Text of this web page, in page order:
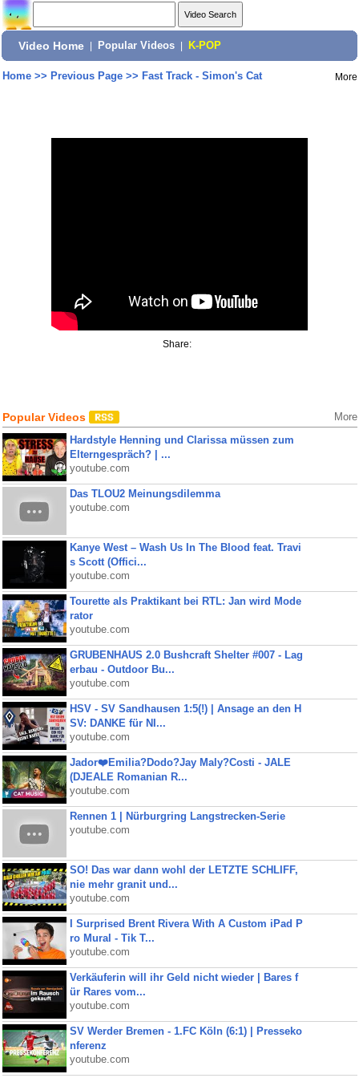
Video Home Popular Videos K-POP
Home>> Previous Page>> Fast Track - Simon's Cat More
Share:
Popular Videos More
Hardstyle Henning und Clarissa müssen zum
Elterngespräch? | ...
youtube.com
Das TLOU2 Meinungsdilemma
youtube.com
Kanye West – Wash Us In The Blood feat. Travi
s Scott (Offici...
youtube.com
Tourette als Praktikant bei RTL: Jan wird Mode
rator
youtube.com
GRUBENHAUS 2.0 Bushcraft Shelter #007 - Lag
erbau - Outdoor Bu...
youtube.com
HSV - SV Sandhausen 1:5(!) | Ansage an den H
SV: DANKE für NI...
youtube.com
Jador❤️Emilia?Dodo?Jay Maly?Costi - JALE
(DJEALE Romanian R...
youtube.com
Rennen 1 | Nürburgring Langstrecken-Serie
youtube.com
SO! Das war dann wohl der LETZTE SCHLIFF,
nie mehr granit und...
youtube.com
I Surprised Brent Rivera With A Custom iPad P
ro Mural - Tik T...
youtube.com
Verkäuferin will ihr Geld nicht wieder | Bares f
ür Rares vom...
youtube.com
SV Werder Bremen - 1.FC Köln (6:1) | Presseko
nferenz
youtube.com